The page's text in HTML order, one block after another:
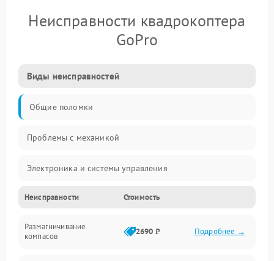
Неисправности квадрокоптера
GoPro
Виды неисправностей
Общие поломки
Проблемы с механикой
Электроника и системы управления
Проблемы с сигналом
Двигатели и силовая установка
Неисправности Стоимость
Размагничивание
компасов
2690 ₽ Подробнее →